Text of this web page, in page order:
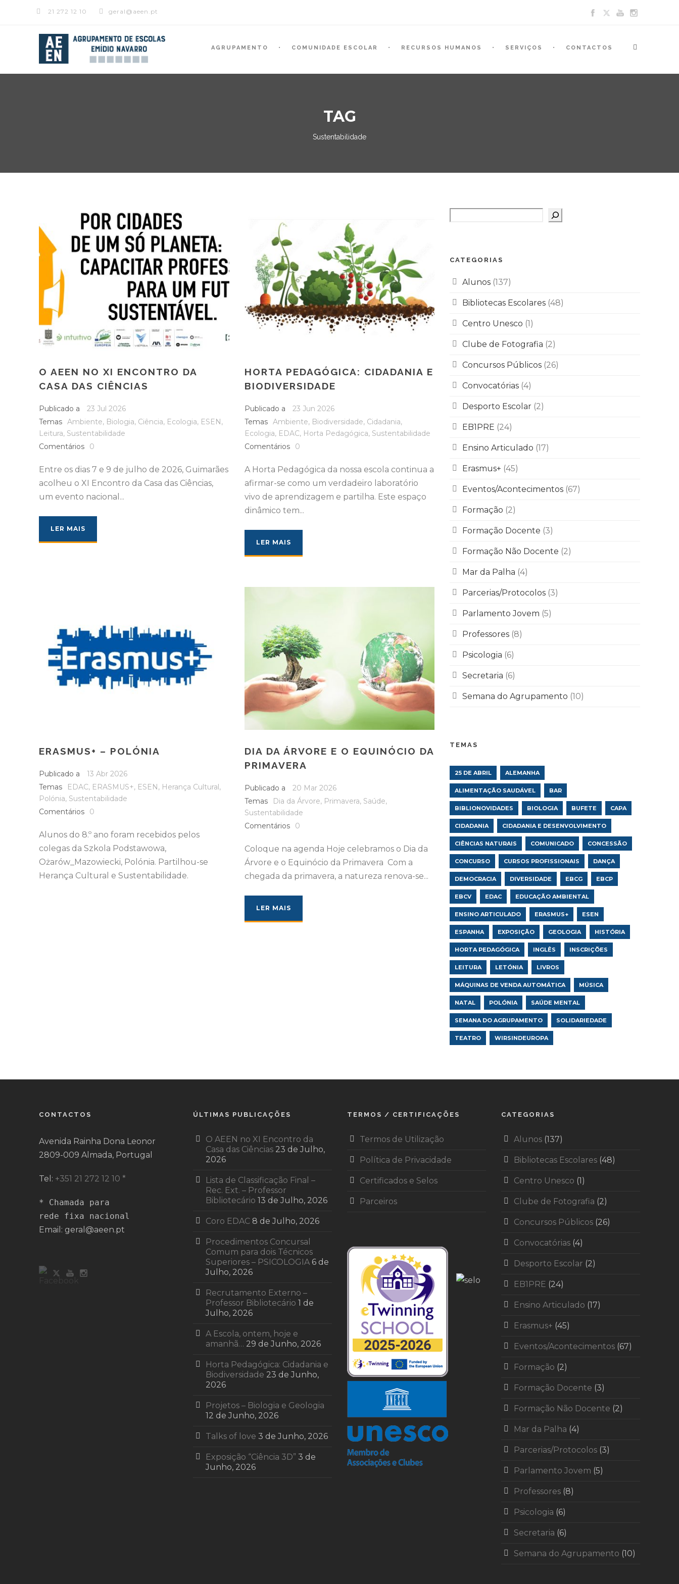
21 272 12 10 geral@aeen.pt
AGRUPAMENTO COMUNIDADE ESCOLAR RECURSOS HUMANOS SERVIÇOS CONTACTOS
TAG
Sustentabilidade
O AEEN NO XI ENCONTRO DA
CASA DAS CIÊNCIAS
Publicado a
23 Jul 2026
Temas Ambiente, Biologia, Ciência, Ecologia, ESEN ,
Leitura, Sustentabilidade
Comentários
0
Entre os dias 7 e 9 de julho de 2026, Guimarães
acolheu o XI Encontro da Casa das Ciências,
um evento nacional...
LER MAIS
HORTA PEDAGÓGICA: CIDADANIA E
BIODIVERSIDADE
Publicado a
23 Jun 2026
Temas Ambiente, Biodiversidade, Cidadania,
Ecologia, EDAC, Horta Pedagógica, Sustentabilidade
Comentários
0
A Horta Pedagógica da nossa escola continua a
afirmar-se como um verdadeiro laboratório
vivo de aprendizagem e partilha. Este espaço
dinâmico tem...
LER MAIS
ERASMUS+ – POLÓNIA
Publicado a
13 Abr 2026
Temas
EDAC, ERASMUS+, ESEN, Herança Cultural,
Polónia, Sustentabilidade
Comentários
0
Alunos do 8.º ano foram recebidos pelos
colegas da Szkola Podstawowa,
Ożarów_Mazowiecki, Polónia. Partilhou-se
Herança Cultural e Sustentabilidade.
DIA DA ÁRVORE E O EQUINÓCIO DA
PRIMAVERA
Publicado a
20 Mar 2026
Temas
Dia da Árvore, Primavera, Saúde,
Sustentabilidade
Comentários
0
Coloque na agenda Hoje celebramos o Dia da
Árvore e o Equinócio da Primavera Com a
chegada da primavera, a natureza renova-se...
LER MAIS
CATEGORIAS
Alunos (137)
Bibliotecas Escolares (48)
Centro Unesco (1)
Clube de Fotografia (2)
Concursos Públicos (26)
Convocatórias (4)
Desporto Escolar (2)
EB1PRE (24)
Ensino Articulado (17)
Erasmus+ (45)
Eventos/Acontecimentos (67)
Formação (2)
Formação Docente (3)
Formação Não Docente (2)
Mar da Palha (4)
Parcerias/Protocolos (3)
Parlamento Jovem (5)
Professores (8)
Psicologia (6)
Secretaria (6)
Semana do Agrupamento (10)
TEMAS
25 DE ABRIL ALEMANHA
ALIMENTAÇÃO SAUDÁVEL BAR
BIBLIONOVIDADES BIOLOGIA BUFETE CAPA
CIDADANIA CIDADANIA E DESENVOLVIMENTO
CIÊNCIAS NATURAIS COMUNICADO CONCESSÃO
CONCURSO CURSOS PROFISSIONAIS DANÇA
DEMOCRACIA DIVERSIDADE EBCG EBCP
EBCV EDAC EDUCAÇÃO AMBIENTAL
ENSINO ARTICULADO ERASMUS+ ESEN
ESPANHA EXPOSIÇÃO GEOLOGIA HISTÓRIA
HORTA PEDAGÓGICA INGLÊS INSCRIÇÕES
LEITURA LETÓNIA LIVROS
MÁQUINAS DE VENDA AUTOMÁTICA MÚSICA
NATAL POLÓNIA SAÚDE MENTAL
SEMANA DO AGRUPAMENTO SOLIDARIEDADE
TEATRO WIRSINDEUROPA
CONTACTOS
Avenida Rainha Dona Leonor
2809-009 Almada, Portugal
Tel: +351 21 272 12 10 *
* Chamada para
rede fixa nacional
Email: geral@aeen.pt
ÚLTIMAS PUBLICAÇÕES
O AEEN no XI Encontro da
Casa das Ciências 23 de Julho,
2026
Lista de Classificação Final –
Rec. Ext. – Professor
Bibliotecário 13 de Julho, 2026
Coro EDAC 8 de Julho, 2026
Procedimentos Concursal
Comum para dois Técnicos
Superiores – PSICOLOGIA 6 de
Julho, 2026
Recrutamento Externo –
Professor Bibliotecário 1 de
Julho, 2026
A Escola, ontem, hoje e
amanhã… 29 de Junho, 2026
Horta Pedagógica: Cidadania e
Biodiversidade 23 de Junho,
2026
Projetos – Biologia e Geologia
12 de Junho, 2026
Talks of love 3 de Junho, 2026
Exposição “Ciência 3D” 3 de
Junho, 2026
TERMOS / CERTIFICAÇÕES
Termos de Utilização
Política de Privacidade
Certificados e Selos
Parceiros
CATEGORIAS
Alunos (137)
Bibliotecas Escolares (48)
Centro Unesco (1)
Clube de Fotografia (2)
Concursos Públicos (26)
Convocatórias (4)
Desporto Escolar (2)
EB1PRE (24)
Ensino Articulado (17)
Erasmus+ (45)
Eventos/Acontecimentos (67)
Formação (2)
Formação Docente (3)
Formação Não Docente (2)
Mar da Palha (4)
Parcerias/Protocolos (3)
Parlamento Jovem (5)
Professores (8)
Psicologia (6)
Secretaria (6)
Semana do Agrupamento (10)